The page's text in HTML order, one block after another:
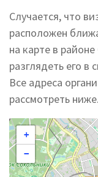
Случается, что
расположен
на карте в
разглядеть его в
Все адреса
рассмотреть ниже.
+
−